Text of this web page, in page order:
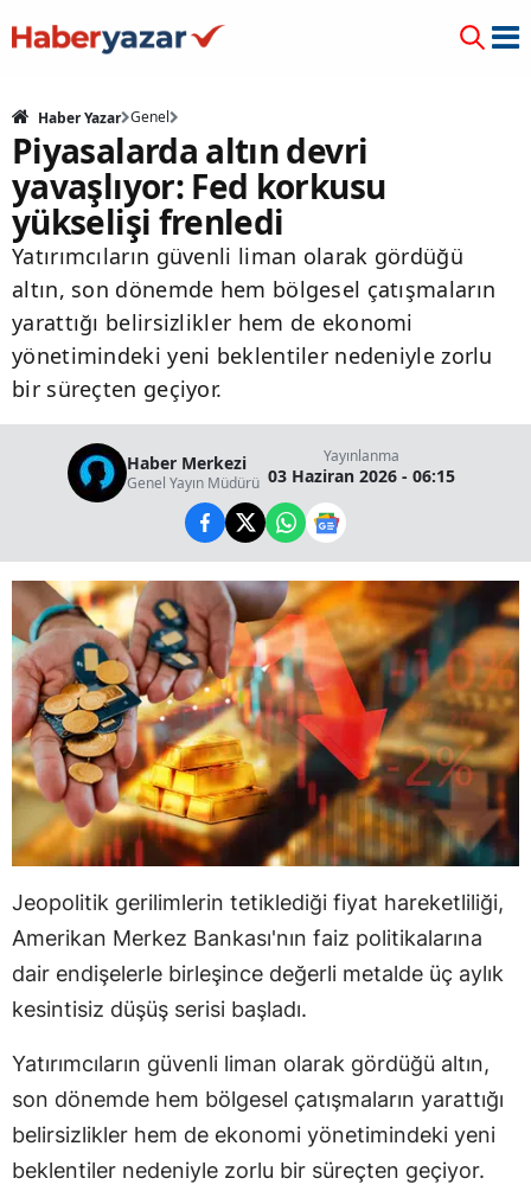
Haber Yazar Genel
Piyasalarda altın devri
yavaşlıyor: Fed korkusu
yükselişi frenledi
Yatırımcıların güvenli liman olarak gördüğü
altın, son dönemde hem bölgesel çatışmaların
yarattığı belirsizlikler hem de ekonomi
yönetimindeki yeni beklentiler nedeniyle zorlu
bir süreçten geçiyor.
Haber Merkezi
Genel Yayın Müdürü
Yayınlanma
03 Haziran 2026 - 06:15
Jeopolitik gerilimlerin tetiklediği fiyat hareketliliği,
Amerikan Merkez Bankası'nın faiz politikalarına
dair endişelerle birleşince değerli metalde üç aylık
kesintisiz düşüş serisi başladı.
Yatırımcıların güvenli liman olarak gördüğü altın,
son dönemde hem bölgesel çatışmaların yarattığı
belirsizlikler hem de ekonomi yönetimindeki yeni
beklentiler nedeniyle zorlu bir süreçten geçiyor.